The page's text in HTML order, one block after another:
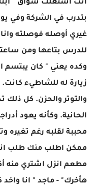
انت اشتغلت سواق "
بتدرب في الشركة وفي
غيري أوصله فوصلته
للدرس بتاعها ومن
وكده يعني " كان يبتسم
زيارة له للشاطيء كانت.
والتوتر والحزن. كل ذلك
الحانية. وكأنه يعود
محببة لقلبه رغم
ممكن اطلب منك طلب
مطعم انزل اشتري
هأخرك" - ماجد " انا